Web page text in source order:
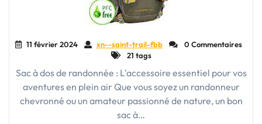
11 février 2024 xn--saint-trail-fbb
0 Commentaires
21 tags
Sac à dos de randonnée : L'accessoire essentiel pour vos
aventures en plein air Que vous soyez un randonneur
chevronné ou un amateur passionné de nature, un bon
sac à…